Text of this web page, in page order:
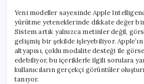
Yeni modeller sayesinde Apple
yürütme yeteneklerinde dikkate değer
Sistem artık yalnızca metinler değil,
gelişmiş bir şekilde işleyebiliyor.
altyapısı, çoklu modalite desteği ile
edebiliyor, bu içeriklerle ilgili sorulara
kullanıcıların gerçekçi görüntüler
tanıyor.